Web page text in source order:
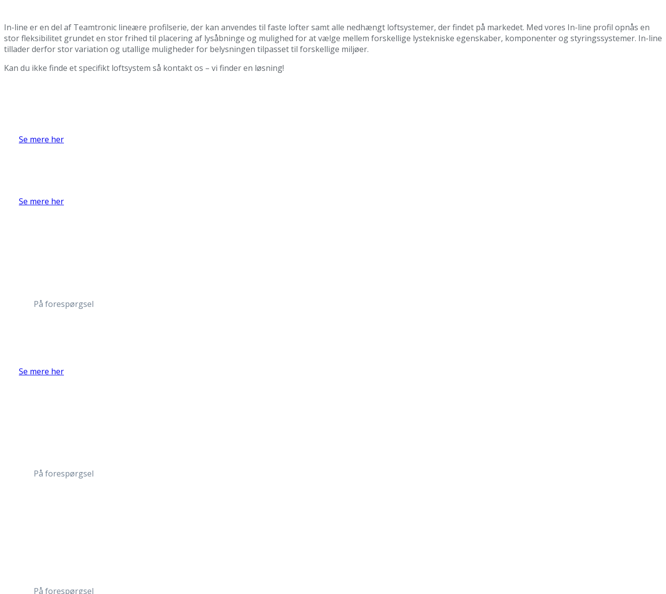
In-line er en del af Teamtronic lineære profilserie, der kan anvendes til faste lofter samt alle nedhængt loftsystemer, der findet på markedet. Med vores In-line profil opnås en
stor fleksibilitet grundet en stor frihed til placering af lysåbninge og mulighed for at vælge mellem forskellige lystekniske egenskaber, komponenter og styringssystemer. In-line
tillader derfor stor variation og utallige muligheder for belysningen tilpasset til forskellige miljøer.
Kan du ikke finde et specifikt loftsystem så kontakt os – vi finder en løsning!
Se mere her
Se mere her
På forespørgsel
Se mere her
På forespørgsel
På forespørgsel